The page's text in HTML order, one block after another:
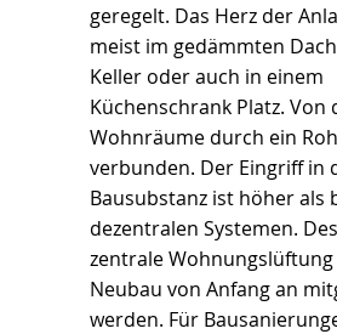
geregelt. Das Herz der
meist im gedämmten
Keller oder auch in einem
Küchenschrank Platz. Von
Wohnräume durch ein
verbunden. Der Eingriff in
Bausubstanz ist höher als
dezentralen Systemen.
zentrale
Neubau von Anfang an
werden. Für